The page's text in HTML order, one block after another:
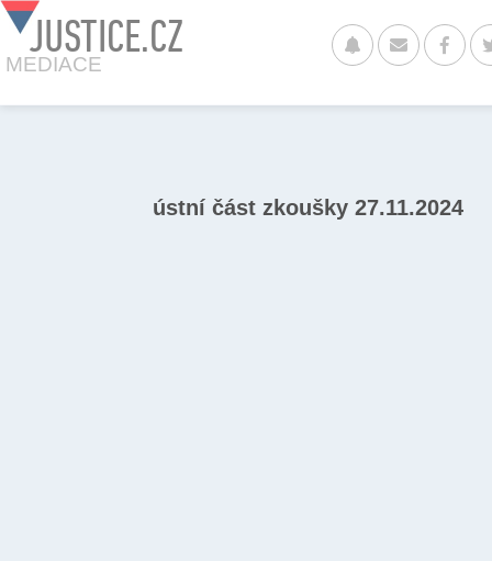
JUSTICE.CZ
MEDIACE
ústní část zkoušky 27.11.2024